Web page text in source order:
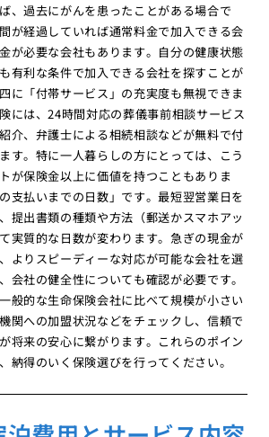
、過去にがんを患ったことがある場合で
が経過していれば通常料金で加入できる会
が必要な会社もあります。自分の健康状態
有利な条件で加入できる会社を探すことが
に「付帯サービス」の充実度も無視できま
には、24時間対応の葬儀事前相談サービス
介、弁護士による相続相談などが無料で付
す。特に一人暮らしの方にとっては、こう
が保険金以上に価値を持つこともありま
支払いまでの日数」です。最短翌営業日を
提出書類の種類や方法（郵送かスマホアッ
実質的な日数が変わります。急ぎの現金が
よりスピーディーな対応が可能な会社を選
会社の健全性についても確認が必要です。
般的な生命保険会社に比べて規模が小さい
関への加盟状況などをチェックし、信頼で
将来の安心に繋がります。これらのポイン
納得のいく保険選びを行ってください。